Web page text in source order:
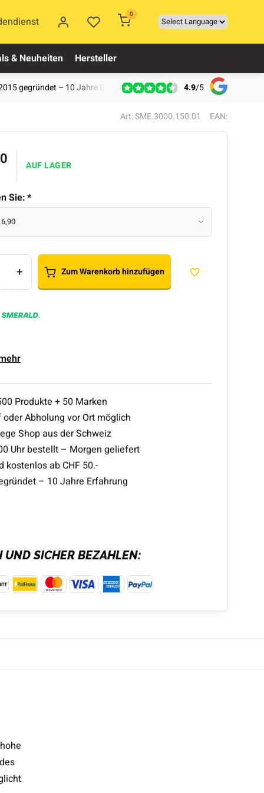
0
& Neuheiten Hersteller
gegründet – 10 Jahre Erfahrung 4.9/5
Art: SME.3000.150.01 EAN:
AUF LAGER
Sie:*
+ Zum Warenkorb hinzufügen
Produkte + 50 Marken
oder Abholung vor Ort möglich
Shop aus der Schweiz
Uhr bestellt – Morgen geliefert
kostenlos ab CHF 50.-
– 10 Jahre Erfahrung
UND SICHER BEZAHLEN: